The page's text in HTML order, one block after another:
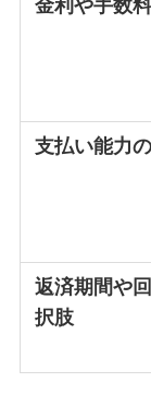
金利や手数
支払い能力
返済期間や
択肢